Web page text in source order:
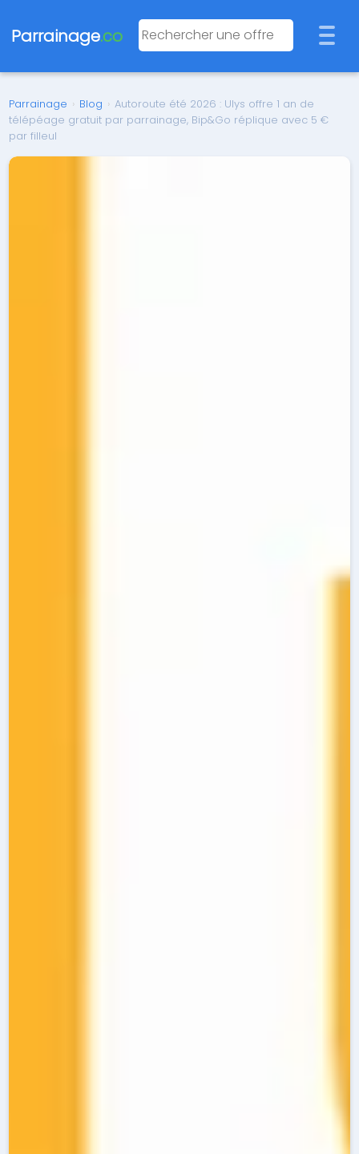
Parrainage.co
Parrainage › Blog › Autoroute été 2026 : Ulys offre 1 an de
télépéage gratuit par parrainage, Bip&Go réplique avec 5 €
par filleul